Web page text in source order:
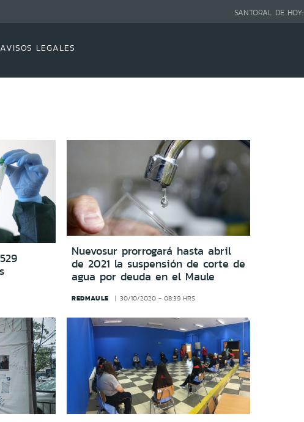
SANTORAL DE HOY:
AVISOS LEGALES
Nuevosur prorrogará hasta abril
de 2021 la suspensión de corte de
agua por deuda en el Maule
REDMAULE 30/10/2020 - 08:39 HRS